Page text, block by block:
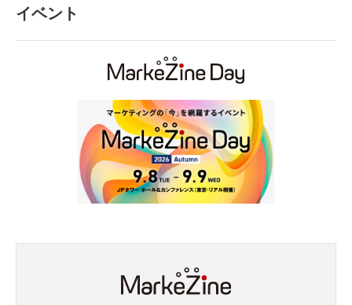
イベント